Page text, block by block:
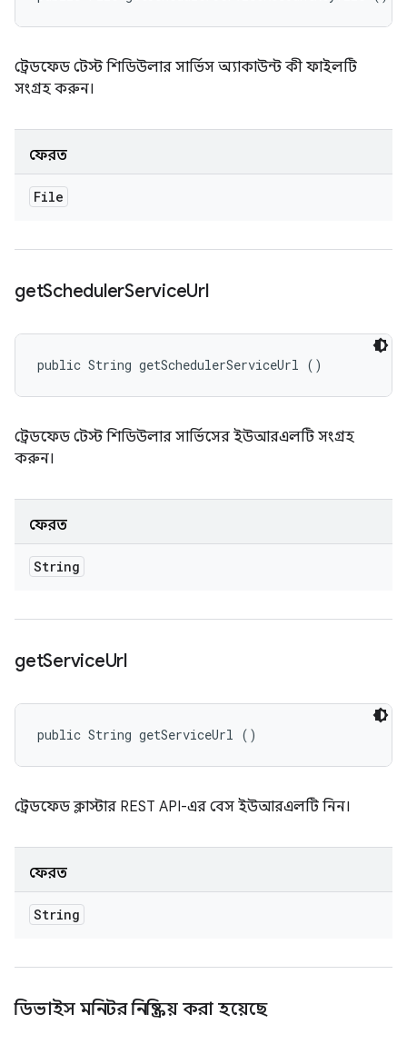
ট্রেডফেড টেস্ট শিডিউলার সার্ভিস অ্যাকাউন্ট কী ফাইলটি
সংগ্রহ করুন।
ফেরত
File
getSchedulerServiceUrl
public String getSchedulerServiceUrl ()
ট্রেডফেড টেস্ট শিডিউলার সার্ভিসের ইউআরএলটি সংগ্রহ
করুন।
ফেরত
String
getServiceUrl
public String getServiceUrl ()
ট্রেডফেড ক্লাস্টার REST API-এর বেস ইউআরএলটি নিন।
ফেরত
String
ডিভাইস মনিটর নিষ্ক্রিয় করা হয়েছে